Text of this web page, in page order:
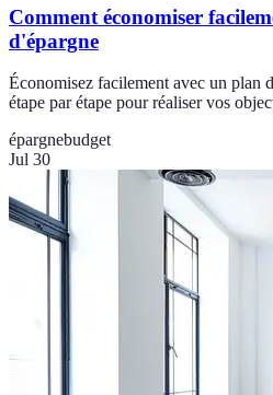
Comment économiser
d'épargne
Économisez facilement avec un plan
étape par étape pour réaliser vos
épargnebudget
Jul 30